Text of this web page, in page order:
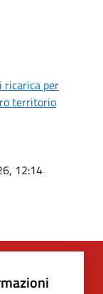
ricarica per
territorio
12:14